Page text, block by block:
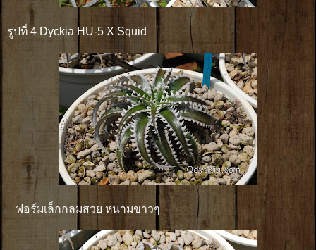
รูปที่ 4 Dyckia HU-5 X Squid
ฟอร์มเล็กกลมสวย หนามขาวๆ